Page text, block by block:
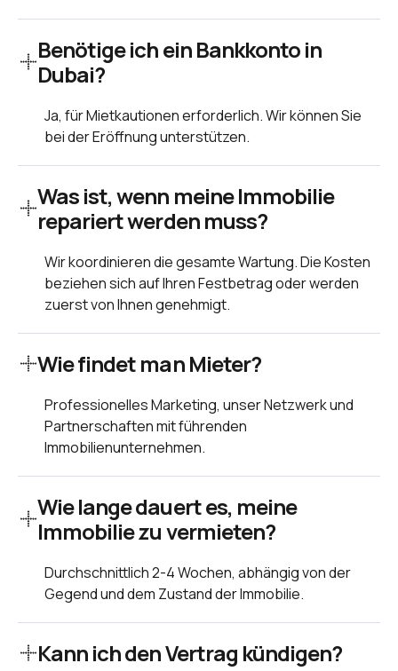
Benötige ich ein Bankkonto in
Dubai?
Ja, für Mietkautionen erforderlich. Wir können Sie
bei der Eröffnung unterstützen.
Was ist, wenn meine Immobilie
repariert werden muss?
Wir koordinieren die gesamte Wartung. Die Kosten
beziehen sich auf Ihren Festbetrag oder werden
zuerst von Ihnen genehmigt.
Wie findet man Mieter?
Professionelles Marketing, unser Netzwerk und
Partnerschaften mit führenden
Immobilienunternehmen.
Wie lange dauert es, meine
Immobilie zu vermieten?
Durchschnittlich 2-4 Wochen, abhängig von der
Gegend und dem Zustand der Immobilie.
Kann ich den Vertrag kündigen?